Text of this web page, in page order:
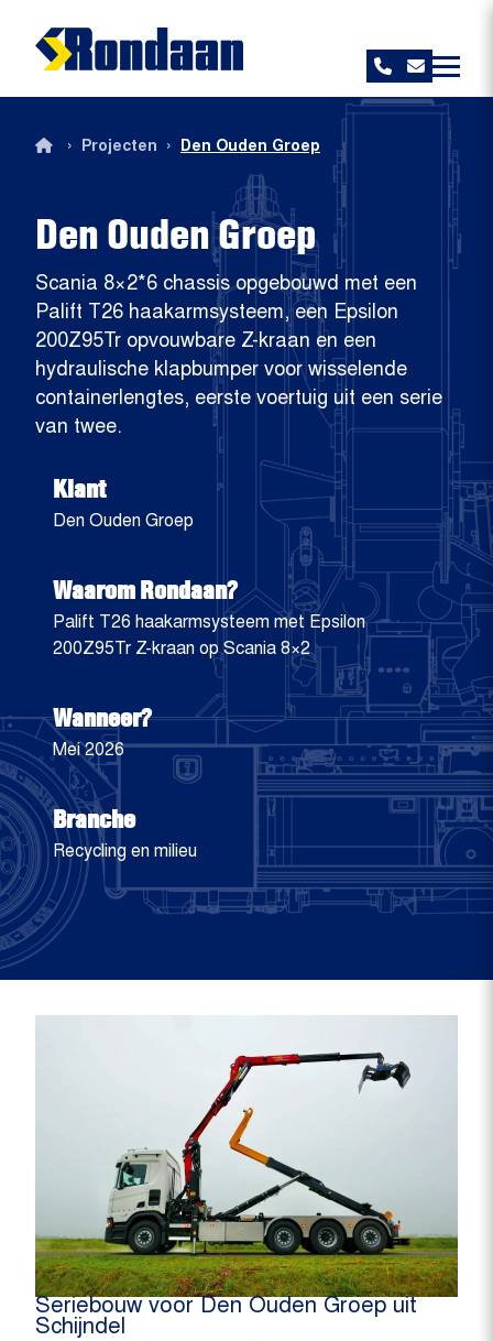
Den Ouden Groep
Scania 8×2*6 chassis opgebouwd met een
Palift T26 haakarmsysteem, een Epsilon
200Z95Tr opvouwbare Z-kraan en een
hydraulische klapbumper voor wisselende
containerlengtes, eerste voertuig uit een serie
van twee.
› Projecten › Den Ouden Groep
Klant
Den Ouden Groep
Waarom Rondaan?
Palift T26 haakarmsysteem met Epsilon
200Z95Tr Z-kraan op Scania 8×2
Wanneer?
Mei 2026
Branche
Recycling en milieu
Seriebouw voor Den Ouden Groep uit
Schijndel